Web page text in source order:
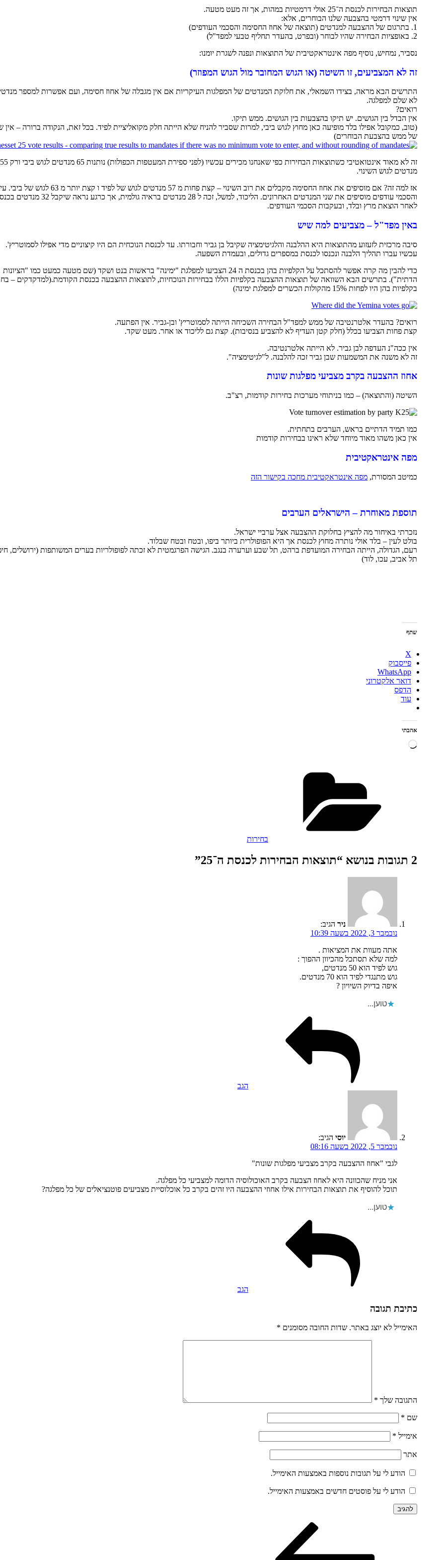
תוצאות הבחירות לכנסת ה־25 אולי דרמטיות במהות, אך זה מעט מטעה.
אין שינוי דרמטי בהצבעה שלנו הבוחרים, אלא:
1. בתרגום של ההצבעה למנדטים (תוצאה של אחוז החסימה והסכמי העודפים)
2. באופציות הבחירה שהיו לבוחר (ובפרט, בהעדר תחליף טבעי למפד"ל)
נסביר, נמחיש, נוסיף מפה אינטראקטיבית של התוצאות ונפנה לשגרת יומנו:
זה לא המצביעים, זו השיטה (או הגוש המחובר מול הגוש המפוזר)
התרשים הבא מראה, בצידו השמאלי, את חלוקת המנדטים של המפלגות העיקריות אם אין מגבלה של אחוז חסימה, ועם אפשרות למספר
לא שלם למפלגה.
רואים?
אין הבדל בין הגושים. יש תיקו בהצבעות בין הגושים. ממש תיקו.
(טוב, כמקובל אפילו בלד מופיעה כאן מחוץ לגוש ביבי, למרות שסביר להניח שלא הייתה חלק מקואליציית לפיד. בכל זאת, הנקודה ברורה – אין
של ממש בהצבעת הבוחרים)
זה לא מאוד אינטואטיבי כשתוצאות הבחירות כפי שאנחנו מכירים עכשיו (לפני ספירת המעטפות הכפולות) נותנות 65 מנדטים לגוש ביבי ורק 55
מנדטים לגוש השינוי.
אז למה זה? אם מוסיפים את אחוז החסימה מקבלים את רוב השינוי – קצת פחות מ 57 מנדטים לגוש של לפיד ו קצת יותר מ
והסכמי עודפים מוסיפים את שני המנדטים האחרונים. הליכוד, למשל, זכה ל 28 מנדטים בראיה גולמית, אך כרגע נראה
לאחר הוצאת מרץ ובלד, ובעקבות הסכמי העודפים.
באין מפד"ל – מצביעים למה שיש
סיבה מרכזית לזעזוע מהתוצאות היא ההלבנה והלגיטימציה שקיבל בן גביר וחבורתו. עד לכנסת הנוכחית הם היו קיצוניים מדי אפילו לסמוטריץ'.
עכשיו עברו תהליך הלבנה ונכנסו לכנסת במספרים גדולים, ובעמדת השפעה.
כדי להבין מה קרה אפשר להסתכל על הקלפיות בהן בכנסת ה 24 הצביעו למפלגת "ימינה" בראשות בנט ושקד (שם מטעה כמעט כמו "הציונות
הדתית"). בתרשים הבא השוואה של תוצאות ההצבעה בקלפיות הללו בבחירות הנוכחיות, לתוצאות ההצבעה בכנסת הקודמת.(למדקדקים –
בקלפיות בהן היו לפחות 15% מהקולות הכשרים למפלגת ימינה)
רואים? בהעדר אלטרנטיבה של ממש למפד"ל הבחירה השכיחה הייתה לסמוטריץ' ובן-גביר. אין הפתעה.
קצת פחות הצביעו בכלל (חלק קטן העדיף לא להצביע בנסיבות). קצת גם לליכוד או אחר. מעט שקד.
אין ככה"נ העדפה לבן גביר. לא הייתה אלטרנטיבה.
זה לא משנה את המשמעות שבן גביר זכה להלבנה. ל"לגיטימציה".
אחוז ההצבעה בקרב מצביעי מפלגות שונות
השיטה (והתוצאה) – כמו בניתוחי מערכות בחירות קודמות, רצ"ב.
כמו תמיד הדתיים בראש, הערבים בתחתית.
אין כאן משהו מאוד מיוחד שלא ראינו בבחירות קודמות
מפה אינטראקטיבית
כמיטב המסורת, מפה אינטראקטיבית מחכה בקישור הזה
תוספת מאוחרת – הישראלים הערבים
נזכרתי באיחור מה להציץ בחלוקת ההצבעה אצל ערביי ישראל.
בולט לעין – בלד אולי נותרה מחוץ לכנסת אך היא הפופולרית ביותר ביפו, ובטח ובטח שבלוד.
רעם, הגדולה, הייתה הבחירה המועדפת ברהט, תל שבע וערערה בנגב. הגישה הפרגמטית לא זכתה לפופולריות בערים המשותפות (ירושלים,
תל אביב, עכו, לוד)
שתף
X
פייסבוק
WhatsApp
דואר אלקטרוני
הדפס
עוד
אהבתי
טוען...
בחירות
2 תגובות בנושא “תוצאות הבחירות לכנסת ה־25”
ניר הגיב:
נובמבר 3, 2022 בשעה 10:39
אתה מעוות את המציאות .
למה שלא תסתכל מהכיוון ההפוך :
גוש לפיד הוא 50 מנדטים,
גוש מתנגדי לפיד הוא 70 מנדטים.
איפה בדיוק השיויון ?
טוען...
הגב
יוסי הגיב:
נובמבר 5, 2022 בשעה 08:16
לגבי "אחוז ההצבעה בקרב מצביעי מפלגות שונות"
אני מניח שהכוונה היא לאחוז הצבעה בקרב האוכולוסיה הדומה למצביעי כל מפלגה.
תוכל להוסיף את תוצאות הבחירות אילו אחוזי ההצבעה היו זהים בקרב כל אוכלוסיית מצביעים פוטנציאלים של כל מפלגה?
טוען...
הגב
כתיבת תגובה
האימייל לא יוצג באתר. שדות החובה מסומנים *
התגובה שלך *
שם *
אימייל *
אתר
הודע לי על תגובות נוספות באמצעות האימייל.
הודע לי על פוסטים חדשים באמצעות האימייל.